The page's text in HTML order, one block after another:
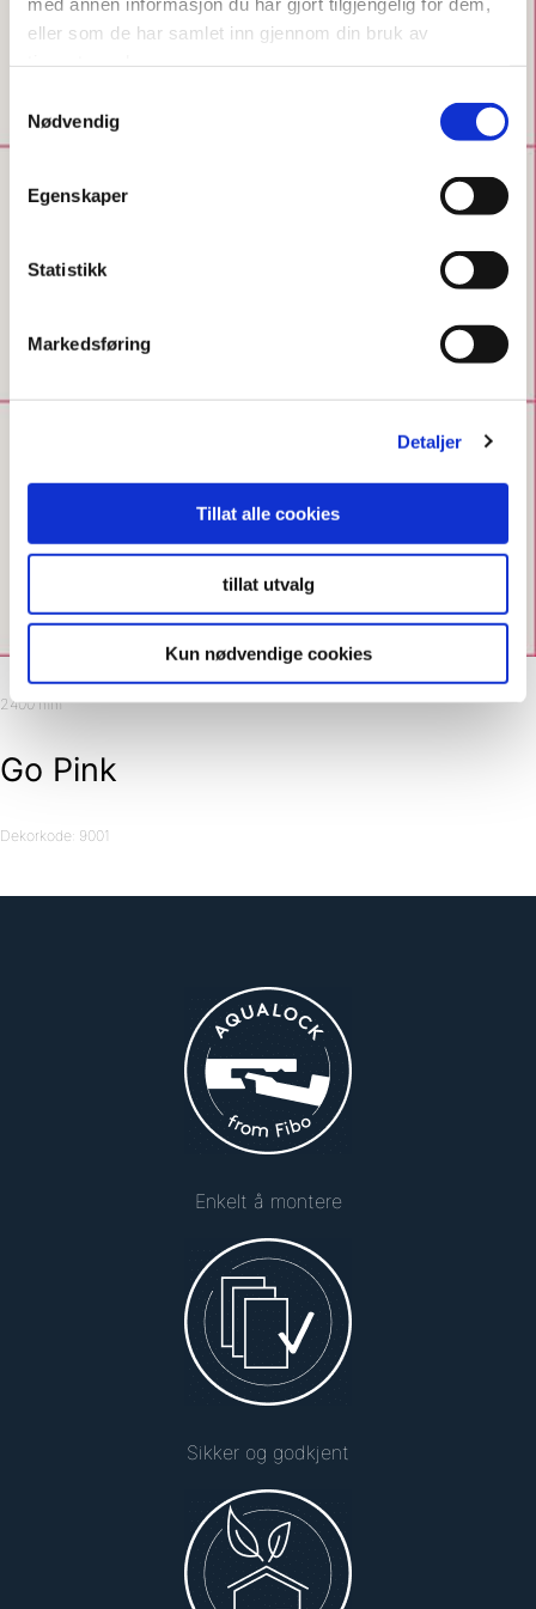
eller som de har samlet inn gjennom din bruk av
Nødvendig
Egenskaper
Statistikk
Markedsføring
Detaljer
Tillat alle cookies
tillat utvalg
Kun nødvendige cookies
2400 mm
Go Pink
Dekorkode: 9001
Enkelt å montere
Sikker og godkjent